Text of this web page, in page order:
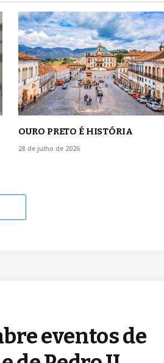
OURO PRETO É HISTÓRIA
28 de julho de 2026
eventos de